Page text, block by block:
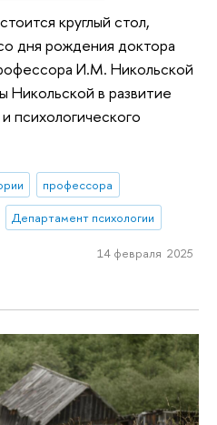
круглый стол,
дня рождения доктора
И.М. Никольской
Никольской в развитие
психологического
профессора
Департамент психологии
14 февраля 2025